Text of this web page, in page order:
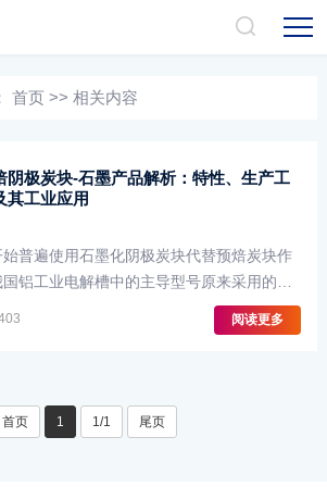
首页 >> 相关内容
阴极炭块-石墨产品解析：特性、生产工
其工业应用
普遍使用石墨化阴极炭块代替预焙炭块作
铝工业电解槽中的主导型号原来采用的阴
石墨质阴极炭块，现在使用的也是石墨化阴
有生产铝电解···
阅读更多
首页 1 1/1 尾页